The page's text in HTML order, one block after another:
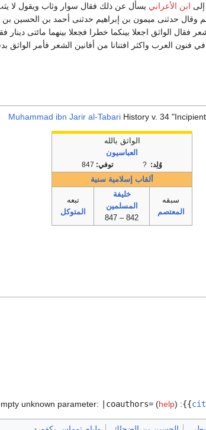
ابن الأعرابي يسأل عن ذلك فقال سوار وثاب ويقول لا
وقال حدثنى ميمون بن إبراهيم حدثنى أحمد بن
الواثق اجعلا بينكما خطرا فجعلا بينهما مائتى دينار
فنون العرب واكثر افتنانا من أفانين الشعر فأمر الواثق
Muhammad ibn Jarir al-Tabari History v. 34
الواثق بالله
العباسيون
وُلِد: ? توفي:
ألقاب إسلامية سنية
سبقه
المعتصم
خليفة
المسلمين
842 – 847
تبعه
المتوكل
}}
:
unknown parameter: |coauthors= (help)